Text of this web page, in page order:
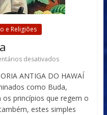
e Religiões
desativados
ANTIGA DO HAWAÍ
como Buda,
os princípios que regem o
estes simples